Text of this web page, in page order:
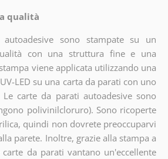
qualità
sono stampate su un
con una struttura fine e una
viene applicata utilizzando una
LED su una carta da parati con uno
carte da parati autoadesive sono
polivinilcloruro). Sono ricoperte
quindi non dovrete preoccuparvi
parete. Inoltre, grazie alla stampa a
da parati vantano un'eccellente